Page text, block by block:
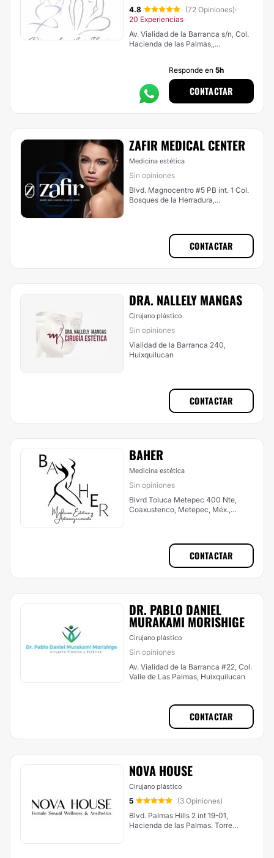
4.8 (72 Opiniones)·
20 Experiencias
Av. Vialidad de la Barranca s/n, Col.
Hacienda de las Palmas,,
Responde en 5h
CONTACTAR
ZAFIR MEDICAL CENTER
Medicina estética
Sin opiniones
Blvd. Magnocentro #5 PB int. 1 Col.
Bosques de la Herradura,
CONTACTAR
DRA. NALLELY MANGAS
Cirujano plástico
Sin opiniones
Vialidad de la Barranca 240,
Huixquilucan
CONTACTAR
BAHER
Medicina estética
Sin opiniones
Blvrd Toluca Metepec 400 Nte,
Coaxustenco, Metepec, Méx.,
CONTACTAR
DR. PABLO DANIEL
MURAKAMI MORISHIGE
Cirujano plástico
Sin opiniones
Av. Vialidad de la Barranca #22, Col.
Valle de Las Palmas, Huixquilucan
CONTACTAR
NOVA HOUSE
Cirujano plástico
5
(3 Opiniones)
Blvd. Palmas Hills 2 int 19-01,
Hacienda de las Palmas. Torre